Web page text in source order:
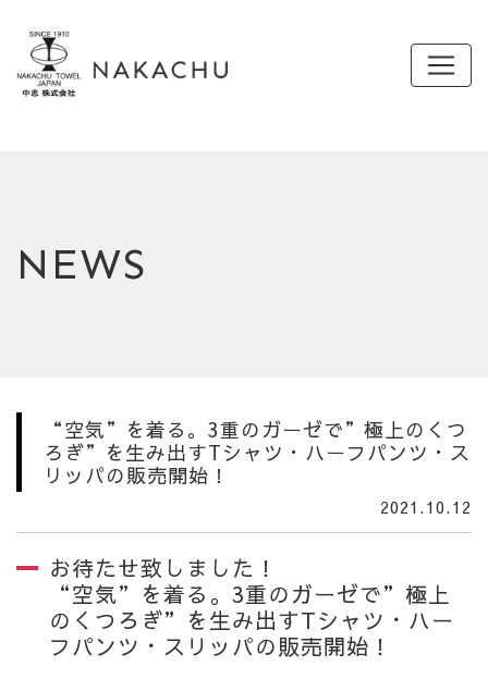
NEWS
“空気”を着る。3重のガーゼで”極上のくつ
ろぎ”を生み出すTシャツ・ハーフパンツ・ス
リッパの販売開始！
2021.10.12
お待たせ致しました！
“空気”を着る。3重のガーゼで”極上
のくつろぎ”を生み出すTシャツ・ハー
フパンツ・スリッパの販売開始！